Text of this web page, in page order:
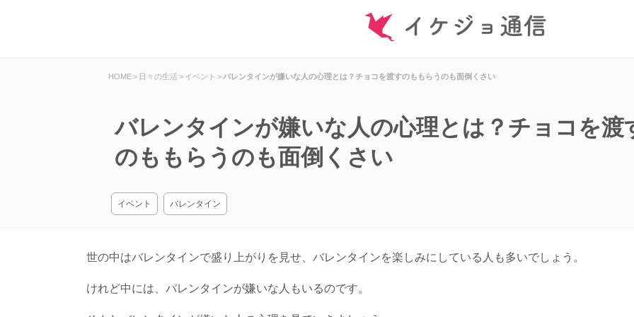
HOME> 日々の生活 > イベント >バレンタインが嫌いな人の心理とは？チョコを渡すのももらうのも面倒くさい
バレンタインが嫌いな人の心理とは？チョコを渡
のももらうのも面倒くさい
イベント バレンタイン
世の中はバレンタインで盛り上がりを見せ、バレンタインを楽しみにしている人も多いでしょう。
けれど中には、バレンタインが嫌いな人もいるのです。